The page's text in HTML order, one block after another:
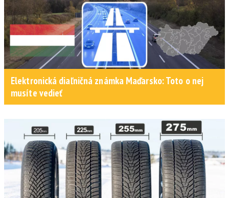
Elektronická diaľničná známka Maďarsko: Toto o nej
musíte vedieť